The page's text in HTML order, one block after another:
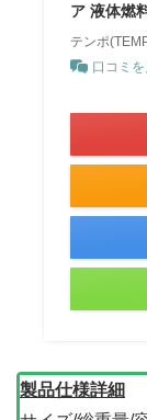
ア 液体燃
テンポ
口コミ
製品仕様詳細